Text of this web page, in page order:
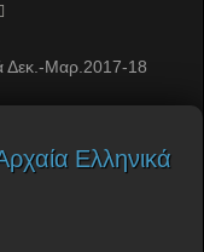
Δεκ.-Μαρ.2017-18
Ελληνικά